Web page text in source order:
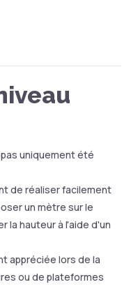
uniquement été
de réaliser facilement
un mètre sur le
la hauteur à l'aide d'un
appréciée lors de la
ou de plateformes